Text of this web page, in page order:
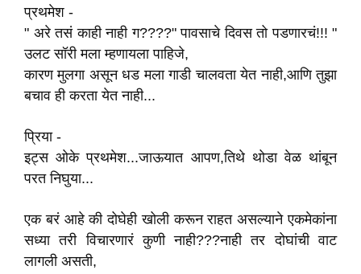
प्रथमेश -
" अरे तसं काही नाही ग????" पावसाचे दिवस तो पडणारचं!!! "
उलट सॉरी मला म्हणायला पाहिजे,
कारण मुलगा असून धड मला गाडी चालवता येत नाही,आणि तुझा
बचाव ही करता येत नाही...
प्रिया -
इट्स ओके प्रथमेश...जाऊयात आपण,तिथे थोडा वेळ थांबून
परत निघुया...
एक बरं आहे की दोघेही खोली करून राहत असल्याने एकमेकांना
सध्या तरी विचारणारं कुणी नाही???नाही तर दोघांची वाट
लागली असती,